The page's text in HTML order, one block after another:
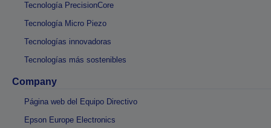
Tecnología PrecisionCore
Tecnología Micro Piezo
Tecnologías innovadoras
Tecnologías más sostenibles
Company
Página web del Equipo Directivo
Epson Europe Electronics